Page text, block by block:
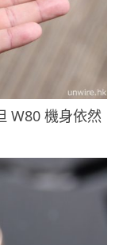
W80 機身依然